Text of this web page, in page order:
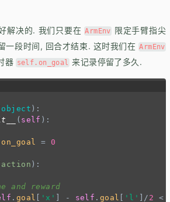
解决的. 我们只要在 ArmEnv 限定手臂指尖
一段时间, 回合才结束. 这时我们在 ArmEnv
器 self.on_goal 来记录停留了多久.
object ):
( self ):
on_goal = 0
action ):
and reward
. goal 'x' - self . goal 'l' / 2 <